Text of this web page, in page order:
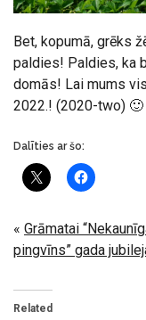
Bet, kopumā, grēks
paldies! Paldies, ka
domās! Lai mums
2022.! (2020-two) 🙂
Dalīties ar šo:
« Grāmatai
pingvīns” gada
Related